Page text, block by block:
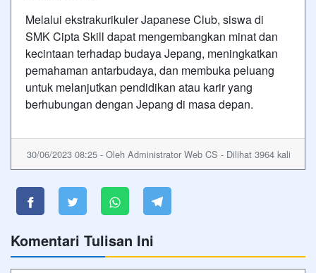
Melalui ekstrakurikuler Japanese Club, siswa di
SMK Cipta Skill dapat mengembangkan minat dan
kecintaan terhadap budaya Jepang, meningkatkan
pemahaman antarbudaya, dan membuka peluang
untuk melanjutkan pendidikan atau karir yang
berhubungan dengan Jepang di masa depan.
30/06/2023 08:25 - Oleh Administrator Web CS - Dilihat 3964 kali
Komentari Tulisan Ini